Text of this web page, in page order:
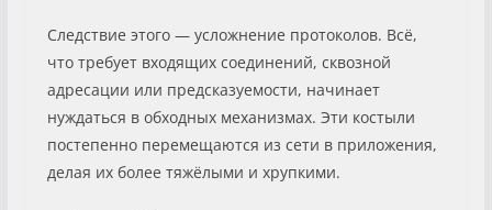
Следствие этого — усложнение протоколов. Всё,
что требует входящих соединений, сквозной
адресации или предсказуемости, начинает
нуждаться в обходных механизмах. Эти костыли
постепенно перемещаются из сети в приложения,
делая их более тяжёлыми и хрупкими.